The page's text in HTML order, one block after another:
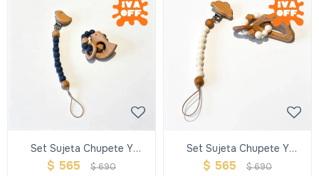
Set Sujeta Chupete Y
Sonajero Pajarito
$ 565 $690
Set Sujeta Chupete Y
Sonajero Nube
$ 565 $690